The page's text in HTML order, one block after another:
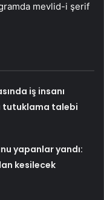
mevlid-i şerif
iş insanı
tutuklama talebi
yapanlar yandı:
kesilecek